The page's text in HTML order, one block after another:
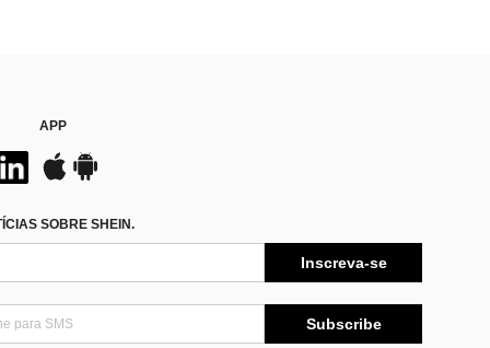
APP
SOBRE SHEIN.
Inscreva-se
Subscribe